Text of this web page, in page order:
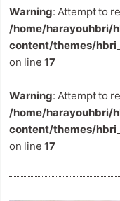
Warning: Attempt to
/home/harayouhbri/
content/themes/
on line17
Warning: Attempt to
/home/harayouhbri/
content/themes/
on line17